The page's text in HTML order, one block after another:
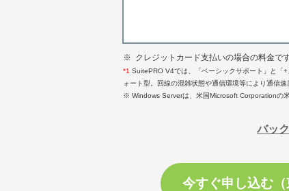
※ クレジットカード支払いの場合の料金で
*1 SuitePRO V4では、「ベーシックサポート」と「
ォート型。回線の混雑状態や通信環境等により通信速
※ Windows Serverは、米国Microsoft Corporationの
バッ
今すぐ申し込む